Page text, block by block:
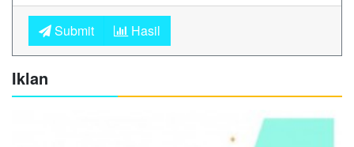
Submit Hasil
Iklan